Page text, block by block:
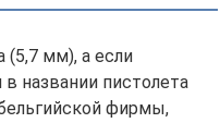
(5,7 мм), а если
названии пистолета
фирмы,